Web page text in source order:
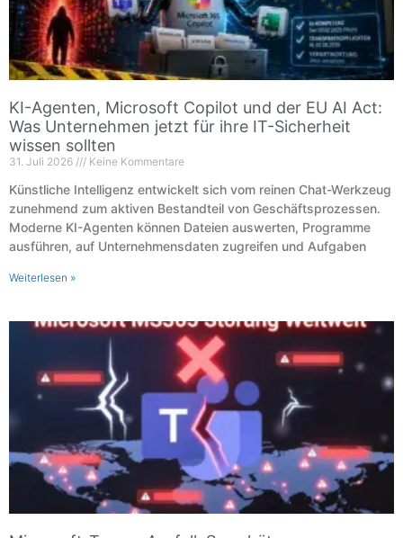
KI-Agenten, Microsoft Copilot und der EU AI Act:
Was Unternehmen jetzt für ihre IT-Sicherheit
wissen sollten
31. Juli 2026 Keine Kommentare
Künstliche Intelligenz entwickelt sich vom reinen Chat-Werkzeug
zunehmend zum aktiven Bestandteil von Geschäftsprozessen.
Moderne KI-Agenten können Dateien auswerten, Programme
ausführen, auf Unternehmensdaten zugreifen und Aufgaben
Weiterlesen »